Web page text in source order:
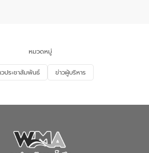
หมวดหมู่
วประชาสัมพันธ์ ข่าวผู้บริหาร